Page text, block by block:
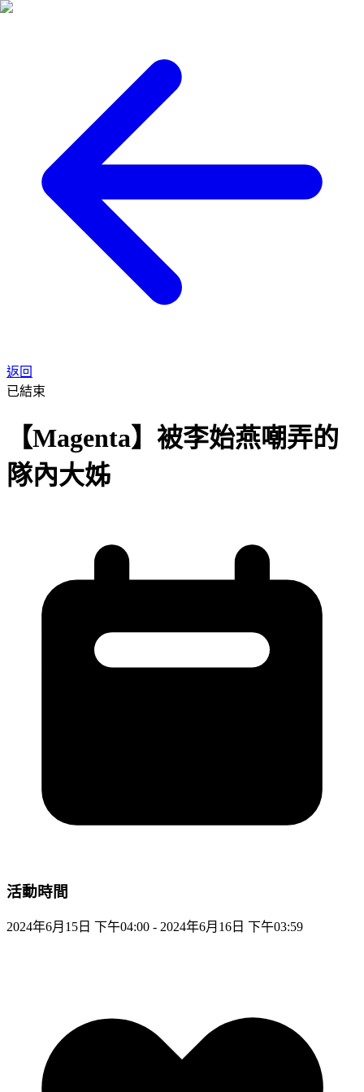
返回
已結束
【Magenta】被李始燕嘲弄的
隊內大姊
活動時間
2024年6月15日 下午04:00 - 2024年6月16日 下午03:59